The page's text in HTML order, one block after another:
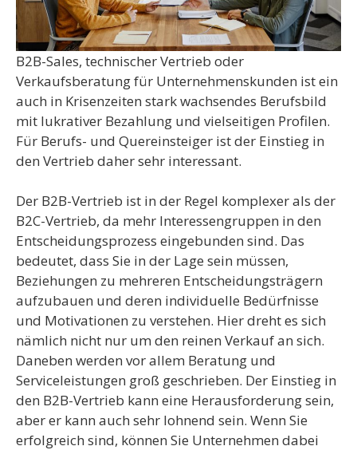
B2B-Sales, technischer Vertrieb oder
Verkaufsberatung für Unternehmenskunden ist ein
auch in Krisenzeiten stark wachsendes Berufsbild
mit lukrativer Bezahlung und vielseitigen Profilen.
Für Berufs- und Quereinsteiger ist der Einstieg in
den Vertrieb daher sehr interessant.
Der B2B-Vertrieb ist in der Regel komplexer als der
B2C-Vertrieb, da mehr Interessengruppen in den
Entscheidungsprozess eingebunden sind. Das
bedeutet, dass Sie in der Lage sein müssen,
Beziehungen zu mehreren Entscheidungsträgern
aufzubauen und deren individuelle Bedürfnisse
und Motivationen zu verstehen. Hier dreht es sich
nämlich nicht nur um den reinen Verkauf an sich.
Daneben werden vor allem Beratung und
Serviceleistungen groß geschrieben. Der Einstieg in
den B2B-Vertrieb kann eine Herausforderung sein,
aber er kann auch sehr lohnend sein. Wenn Sie
erfolgreich sind, können Sie Unternehmen dabei